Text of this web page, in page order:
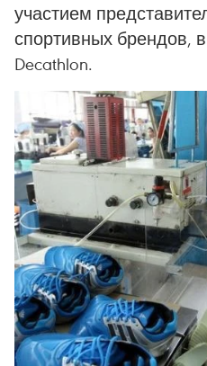
участием
спортивных брендов,
Decathlon.